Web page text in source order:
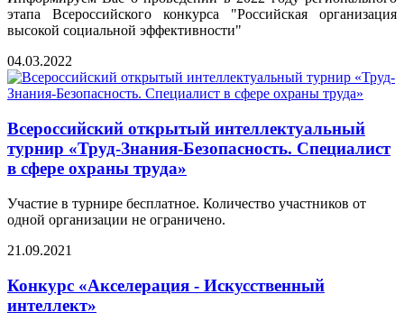
этапа Всероссийского конкурса "Российская организация
высокой социальной эффективности"
04.03.2022
Всероссийский открытый интеллектуальный
турнир «Труд-Знания-Безопасность. Специалист
в сфере охраны труда»
Участие в турнире бесплатное. Количество участников от
одной организации не ограничено.
21.09.2021
Конкурс «Акселерация - Искусственный
интеллект»